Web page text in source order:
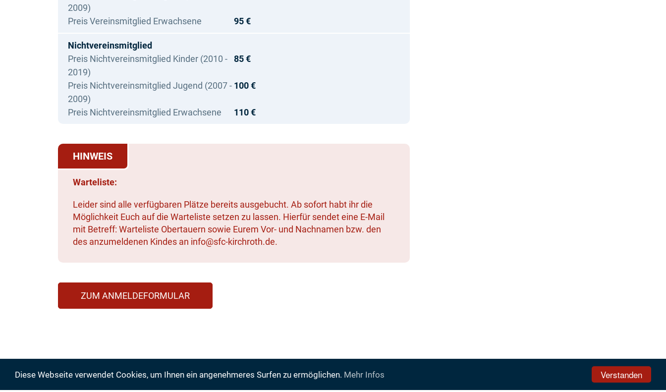
Verstanden
Diese Webseite verwendet Cookies, um Ihnen ein angenehmeres Surfen zu ermöglichen. Mehr Infos
2009)
Preis Vereinsmitglied Erwachsene 95 €
Nichtvereinsmitglied
Preis Nichtvereinsmitglied Kinder (2010 -
2019)
85 €
Preis Nichtvereinsmitglied Jugend (2007 -
2009)
100 €
Preis Nichtvereinsmitglied Erwachsene 110 €
HINWEIS
Warteliste:
Leider sind alle verfügbaren Plätze bereits ausgebucht. Ab sofort habt ihr die
Möglichkeit Euch auf die Warteliste setzen zu lassen. Hierfür sendet eine E-Mail
mit Betreff: Warteliste Obertauern sowie Eurem Vor- und Nachnamen bzw. den
des anzumeldenen Kindes an info@sfc-kirchroth.de.
ZUM ANMELDEFORMULAR
Datenschutz Impressum Kontakt Login